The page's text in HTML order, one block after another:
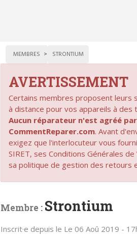
MEMBRES STRONTIUM
AVERTISSEMENT
Certains membres proposent leurs
à distance pour vos appareils à des
Aucun réparateur n'est agréé par
CommentReparer.com. Avant
exigez que l'interlocuteur vous
SIRET, ses Conditions Générales
sa politique de gestion des retours
Membre : Strontium
Inscrit·e depuis le Le 06 Aoû 2019 -